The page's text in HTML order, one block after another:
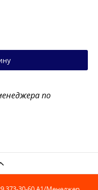
по